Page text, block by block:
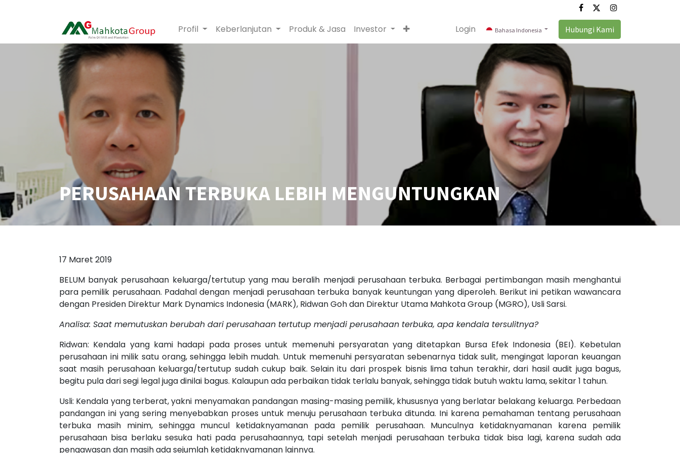
Profil Keberlanjutan Produk & Jasa Investor Login Bahasa Indonesia Hubungi Kami
PERUSAHAAN TERBUKA LEBIH MENGUNTUNGKAN
17 Maret 2019
BELUM banyak perusahaan keluarga/tertutup yang mau beralih menjadi perusahaan terbuka. Berbagai pertimbangan masih menghantui
para pemilik perusahaan. Padahal dengan menjadi perusahaan terbuka banyak keuntungan yang diperoleh. Berikut ini petikan wawancara
dengan Presiden Direktur Mark Dynamics Indonesia (MARK), Ridwan Goh dan Direktur Utama Mahkota Group (MGRO), Usli Sarsi.
Analisa: Saat memutuskan berubah dari perusahaan tertutup menjadi perusahaan terbuka, apa kendala tersulitnya?
Ridwan: Kendala yang kami hadapi pada proses untuk memenuhi persyaratan yang ditetapkan Bursa Efek Indonesia (BEI). Kebetulan
perusahaan ini milik satu orang, sehingga lebih mudah. Untuk memenuhi persyaratan sebenarnya tidak sulit, mengingat laporan keuangan
saat masih perusahaan keluarga/tertutup sudah cukup baik. Selain itu dari prospek bisnis lima tahun terakhir, dari hasil audit juga bagus,
begitu pula dari segi legal juga dinilai bagus. Kalaupun ada perbaikan tidak terlalu banyak, sehingga tidak butuh waktu lama, sekitar 1 tahun.
Usli: Kendala yang terberat, yakni menyamakan pandangan masing-masing pemilik, khususnya yang berlatar belakang keluarga. Perbedaan
pandangan ini yang sering menyebabkan proses untuk menuju perusahaan terbuka ditunda. Ini karena pemahaman tentang perusahaan
terbuka masih minim, sehingga muncul ketidaknyamanan pada pemilik perusahaan. Munculnya ketidaknyamanan karena pemilik
perusahaan bisa berlaku sesuka hati pada perusahaannya, tapi setelah menjadi perusahaan terbuka tidak bisa lagi, karena sudah ada
pengawasan dan masih ada sejumlah ketidaknyamanan lainnya.